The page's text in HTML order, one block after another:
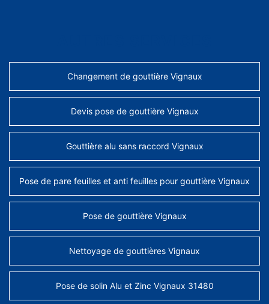
Changement de gouttière Vignaux
Devis pose de gouttière Vignaux
Gouttière alu sans raccord Vignaux
Pose de pare feuilles et anti feuilles pour gouttière Vignaux
Pose de gouttière Vignaux
Nettoyage de gouttières Vignaux
Pose de solin Alu et Zinc Vignaux 31480